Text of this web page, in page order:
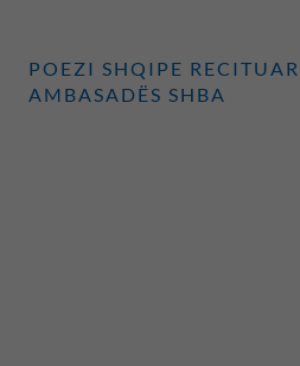
POEZI SHQIPE
AMBASADËS SHBA